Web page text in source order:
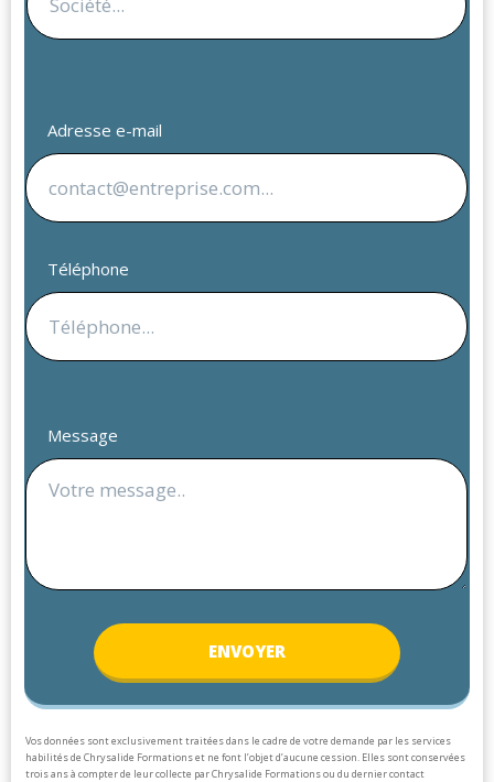
Adresse e-mail
Téléphone
Message
ENVOYER
Vos données sont exclusivement traitées dans le cadre de votre demande par les services
habilités de Chrysalide Formations et ne font l’objet d’aucune cession. Elles sont conservées
trois ans à compter de leur collecte par Chrysalide Formations ou du dernier contact